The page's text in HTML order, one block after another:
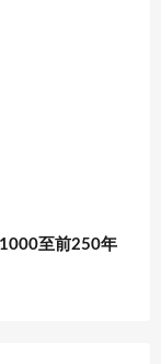
至前250年